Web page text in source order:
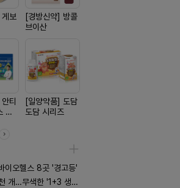
보
[경방신약] 방콜
브이산
티
시
[일양약품] 도담
도담 시리즈
이오헬스 8곳 '경고등'
개…무색한 '1+3 생동'